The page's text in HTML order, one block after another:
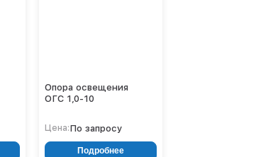
ТАНС (СФГ)
Ясень
Опора освещения
ОГС 1,0-10
Цена:По запросу
Подробнее